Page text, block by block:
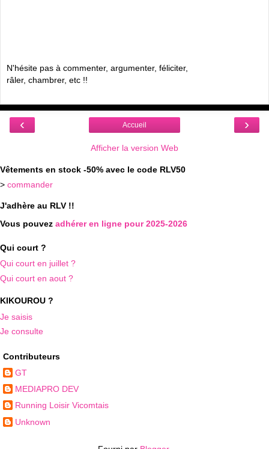
N'hésite pas à commenter, argumenter, féliciter,
râler, chambrer, etc !!
‹ ›
Accueil
Afficher la version Web
Vêtements en stock -50% avec le code RLV50
> commander
J'adhère au RLV !!
Vous pouvez adhérer en ligne pour 2025-2026
Qui court ?
Qui court en juillet ?
Qui court en aout ?
KIKOUROU ?
Je saisis
Je consulte
Contributeurs
GT
MEDIAPRO DEV
Running Loisir Vicomtais
Unknown